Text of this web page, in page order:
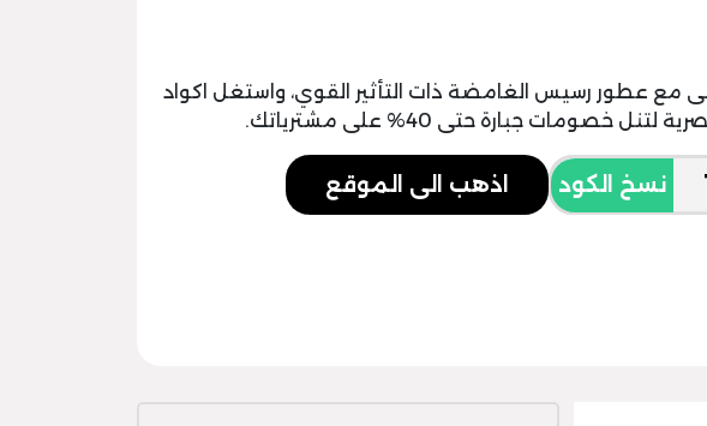
مع عطور رسيس الغامضة ذات التأثير القوي، واستغل اكواد
خصومات جبارة حتى 40% على مشترياتك.
نسخ الكود اذهب الى الموقع